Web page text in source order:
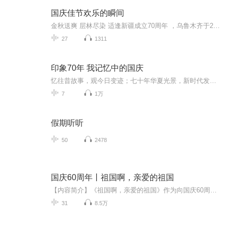
国庆佳节欢乐的瞬间
27 1311
印象70年 我记忆中的国庆
7 1万
假期听听
50 2478
国庆60周年丨祖国啊，亲爱的祖国
31 8.5万